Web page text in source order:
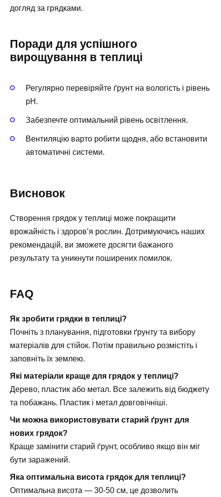
догляд за грядками.
Поради для успішного
вирощування в теплиці
Регулярно перевіряйте ґрунт на вологість і рівень
pH.
Забезпечте оптимальний рівень освітлення.
Вентиляцію варто робити щодня, або встановити
автоматичні системи.
Висновок
Створення грядок у теплиці може покращити
врожайність і здоров’я рослин. Дотримуючись наших
рекомендацій, ви зможете досягти бажаного
результату та уникнути поширених помилок.
FAQ
Як зробити грядки в теплиці?
Почніть з планування, підготовки ґрунту та вибору
матеріалів для стійок. Потім правильно розмістіть і
заповніть їх землею.
Які матеріали краще для грядок у теплиці?
Дерево, пластик або метал. Все залежить від бюджету
та побажань. Пластик і метал довговічніші.
Чи можна використовувати старий ґрунт для
нових грядок?
Краще замінити старий ґрунт, особливо якщо він міг
бути заражений.
Яка оптимальна висота грядок для теплиці?
Оптимальна висота — 30-50 см, це дозволить